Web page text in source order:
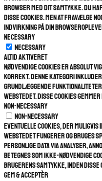
browser med dit samtykke. Du
disse cookies. Men at fravælge
indvirkning på din
Necessary
Necessary
Altid aktiveret
Nødvendige cookies er absolut
korrekt. Denne kategori
grundlæggende
webstedet. Disse cookies
Non-necessary
Non-necessary
Eventuelle cookies, der
webstedet fungerer og bruges
personlige data via analyser,
betegnes som ikke-nødvendige
brugerens samtykke, inden
GEM & ACCEPTÈR